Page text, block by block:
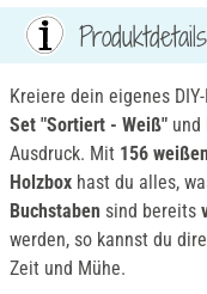
Produktdetails
Kreiere dein eigenes
Set "Sortiert - Weiß" und
Ausdruck. Mit 156
Holzbox hast du alles,
Buchstaben sind bereits
werden, so kannst du
Zeit und Mühe.